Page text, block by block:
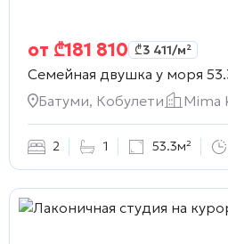
от ₾181 810 ₾3 411/м²
Семейная двушка у моря
Батуми, Кобулети
Mima
2 1 53.3м²